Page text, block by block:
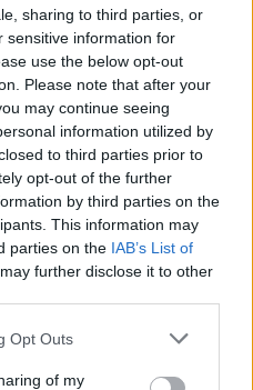
sharing to third parties, or
sensitive information for
use the below opt-out
Please note that after your
may continue seeing
information utilized by
to third parties prior to
opt-out of the further
by third parties on the
This information may
parties on the IAB’s List of
further disclose it to other
Opt Outs
of my
Fluks pacientësh në
vizita dhe 35 shtrime çdo
ditë